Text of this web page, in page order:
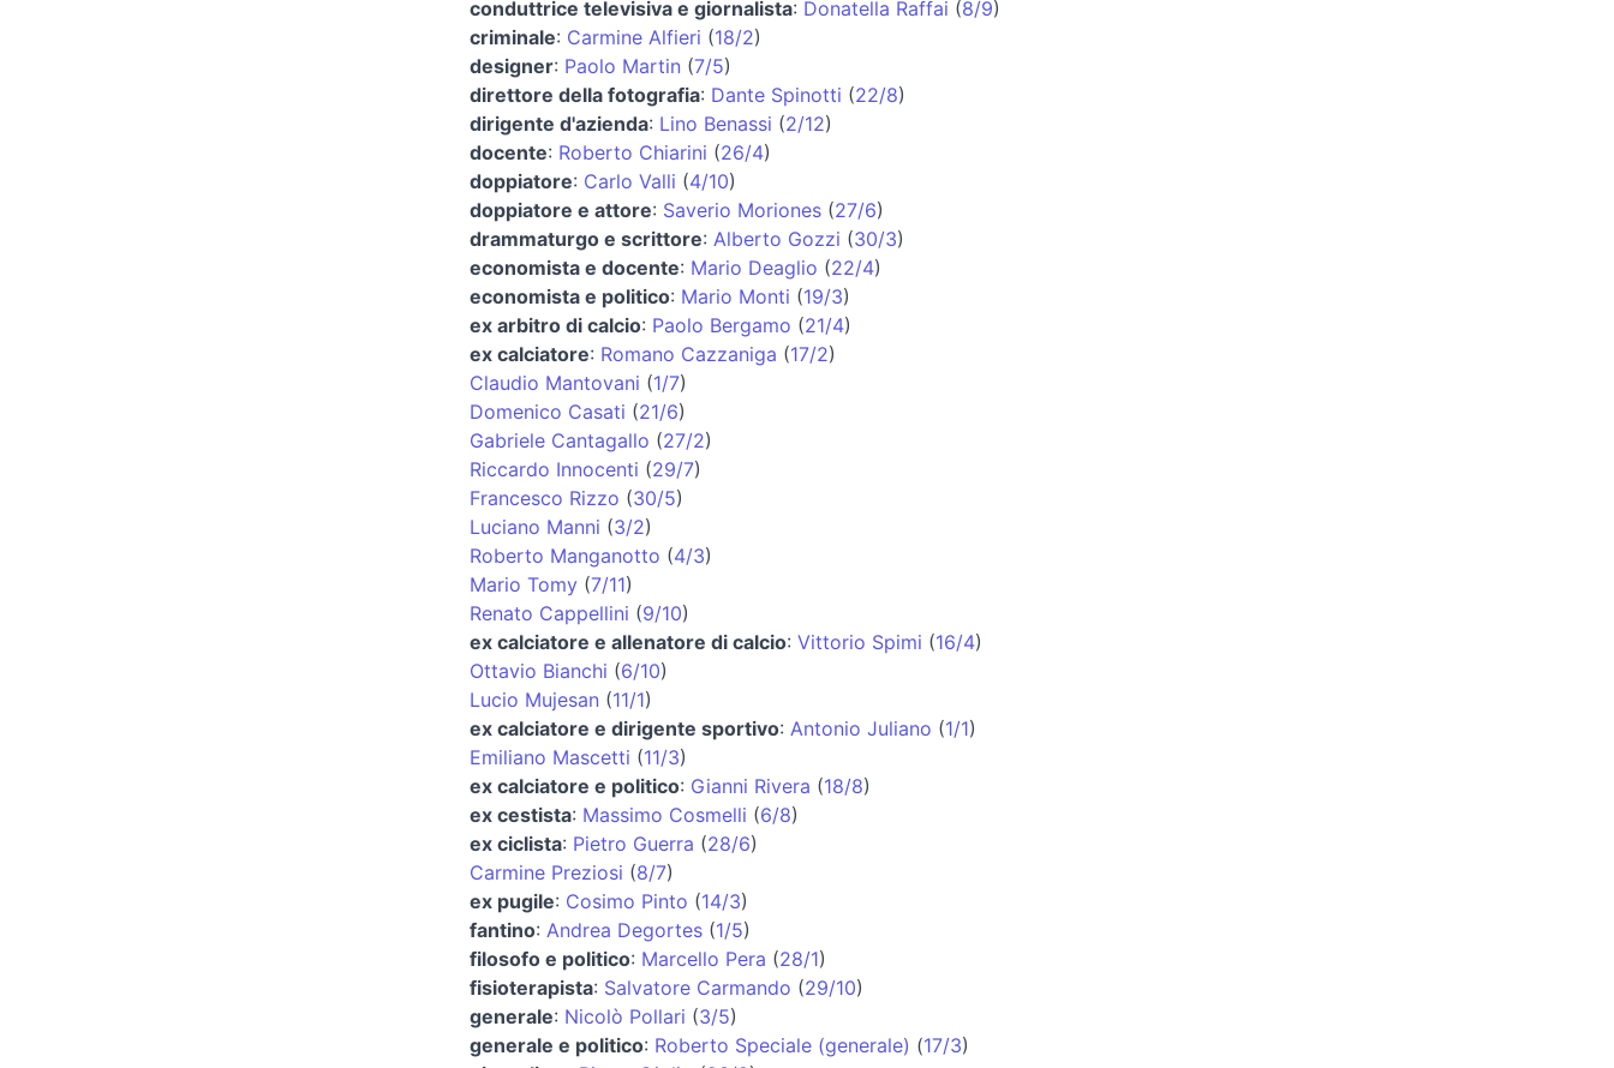
conduttrice televisiva e giornalista: Donatella Raffai (8/9)
criminale: Carmine Alfieri (18/2)
designer: Paolo Martin (7/5)
direttore della fotografia: Dante Spinotti (22/8)
dirigente d'azienda: Lino Benassi (2/12)
docente: Roberto Chiarini (26/4)
doppiatore: Carlo Valli (4/10)
doppiatore e attore: Saverio Moriones(27/6)
drammaturgo e scrittore: Alberto Gozzi (30/3)
economista e docente: Mario Deaglio (22/4)
economista e politico: Mario Monti (19/3)
ex arbitro di calcio: Paolo Bergamo (21/4)
ex calciatore: Romano Cazzaniga (17/2)
Claudio Mantovani (1/7)
Domenico Casati (21/6)
Gabriele Cantagallo (27/2)
Riccardo Innocenti (29/7)
Francesco Rizzo (30/5)
Luciano Manni (3/2)
Roberto Manganotto (4/3)
Mario Tomy(7/11)
Renato Cappellini (9/10)
ex calciatore e allenatore di calcio: Vittorio Spimi (16/4)
Ottavio Bianchi (6/10)
Lucio Mujesan (11/1)
ex calciatore e dirigente sportivo: Antonio Juliano (1/1)
Emiliano Mascetti (11/3)
ex calciatore e politico: Gianni Rivera (18/8)
ex cestista: Massimo Cosmelli (6/8)
ex ciclista: Pietro Guerra (28/6)
Carmine Preziosi (8/7)
ex pugile: Cosimo Pinto (14/3)
fantino: Andrea Degortes(1/5)
filosofo e politico: Marcello Pera (28/1)
fisioterapista: Salvatore Carmando (29/10)
generale: Nicolò Pollari (3/5)
generale e politico: Roberto Speciale (generale) (17/3)